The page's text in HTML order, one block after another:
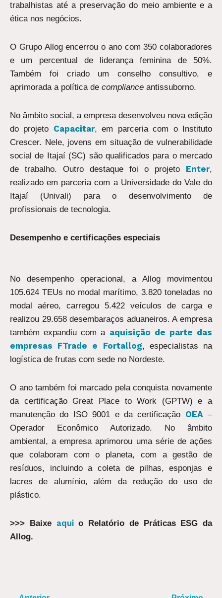
trabalhistas até a preservação do meio ambiente e a
ética nos negócios.
O Grupo Allog encerrou o ano com 350 colaboradores
e um percentual de liderança feminina de 50%.
Também foi criado um conselho consultivo, e
aprimorada a política de compliance antissuborno.
No âmbito social, a empresa desenvolveu nova edição
do projeto Capacitar, em parceria com o Instituto
Crescer. Nele, jovens em situação de vulnerabilidade
social de Itajaí (SC) são qualificados para o mercado
de trabalho. Outro destaque foi o projeto Enter,
realizado em parceria com a Universidade do Vale do
Itajaí (Univali) para o desenvolvimento de
profissionais de tecnologia.
Desempenho e certificações especiais
No desempenho operacional, a Allog movimentou
105.624 TEUs no modal marítimo, 3.820 toneladas no
modal aéreo, carregou 5.422 veículos de carga e
realizou 29.658 desembaraços aduaneiros. A empresa
também expandiu com a aquisição de parte das
empresas FTrade e Fortallog, especialistas na
logística de frutas com sede no Nordeste.
O ano também foi marcado pela conquista novamente
da certificação Great Place to Work (GPTW) e a
manutenção do ISO 9001 e da certificação OEA–
Operador Econômico Autorizado. No âmbito
ambiental, a empresa aprimorou uma série de ações
que colaboram com o planeta, com a gestão de
resíduos, incluindo a coleta de pilhas, esponjas e
lacres de alumínio, além da redução do uso de
plástico.
>>> Baixe aquio Relatório de Práticas ESG da
Allog.